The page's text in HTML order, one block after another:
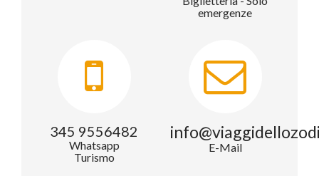
emergenze
345 9556482
Whatsapp
Turismo
E-Mail